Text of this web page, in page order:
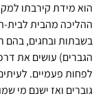
הוא מידת קירבתו
ההליכה מהבית
בשבתות ובחגים, בהם
הגברים) עושים את
לפחות פעמיים.
גוברים ואז ישנם מי